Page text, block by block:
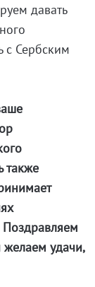
давать
с Сербским
также
удачи,